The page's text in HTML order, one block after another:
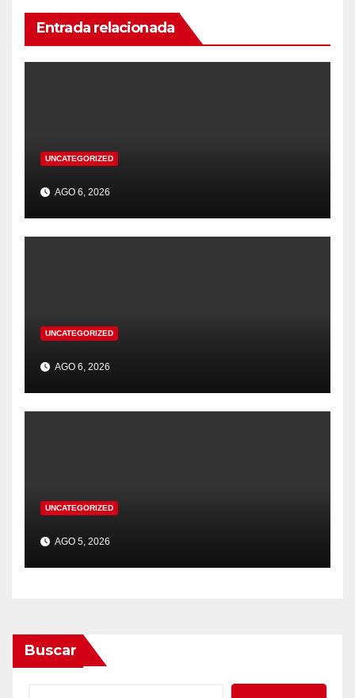
Entrada relacionada
UNCATEGORIZED
AGO 6, 2026
UNCATEGORIZED
AGO 6, 2026
UNCATEGORIZED
AGO 5, 2026
Buscar